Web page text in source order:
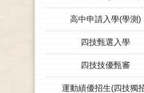
高中申請入學(學測)
四技甄選入學
四技技優甄審
運動績優招生(四技獨